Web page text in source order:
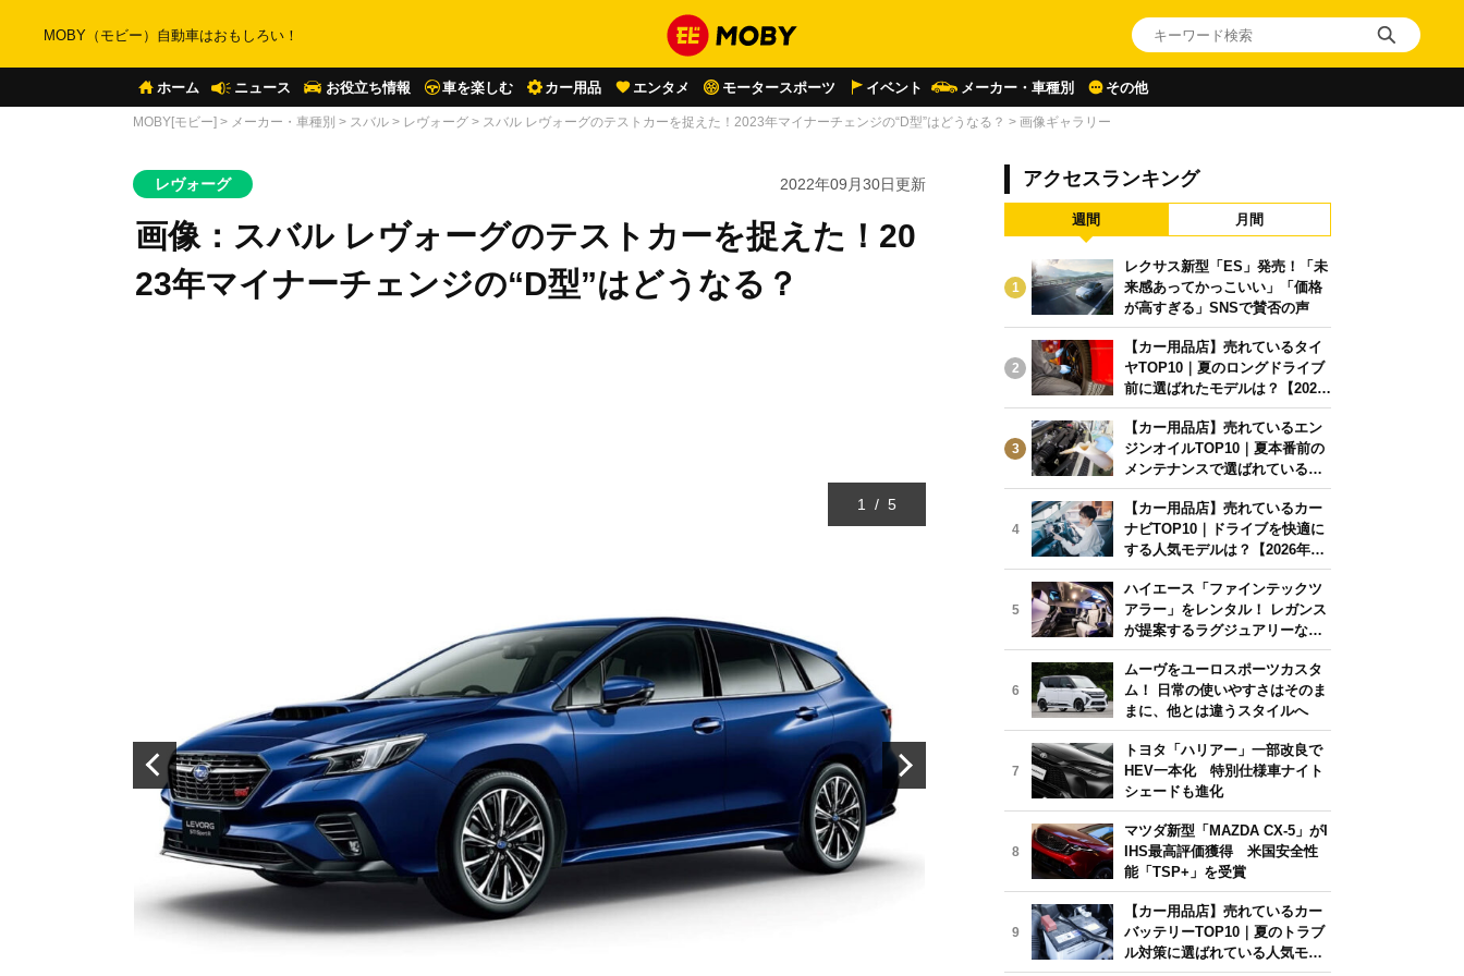
MOBY（モビー）自動車はおもしろい！
ホーム ニュース お役立ち情報 車を楽しむ カー用品 エンタメ モータースポーツ イベント メーカー・車種別 その他
MOBY[モビー] > メーカー・車種別 > スバル > レヴォーグ > スバル レヴォーグのテストカーを捉えた！2023年マイナーチェンジの“D型”はどうなる？ > 画像ギャラリー
レヴォーグ 2022年09月30日更新
画像：スバル レヴォーグのテストカーを捉えた！20
23年マイナーチェンジの“D型”はどうなる？
1 / 5
アクセスランキング
週間 月間
1
レクサス新型「ES」発売！「未
来感あってかっこいい」「価格
が高すぎる」SNSで賛否の声
2
【カー用品店】売れているタイ
ヤTOP10｜夏のロングドライブ
前に選ばれたモデルは？【2026
年6月版】
3
【カー用品店】売れているエン
ジンオイルTOP10｜夏本番前の
メンテナンスで選ばれている人
気モデルは？【2026年6月版】
4
【カー用品店】売れているカー
ナビTOP10｜ドライブを快適に
する人気モデルは？【2026年6
月版】
5
ハイエース「ファインテックツ
アラー」をレンタル！ レガンス
が提案するラグジュアリーな移
動体験
6
ムーヴをユーロスポーツカスタ
ム！ 日常の使いやすさはそのま
まに、他とは違うスタイルへ
7
トヨタ「ハリアー」一部改良で
HEV一本化 特別仕様車ナイト
シェードも進化
8
マツダ新型「MAZDA CX-5」がI
IHS最高評価獲得 米国安全性
能「TSP+」を受賞
9
【カー用品店】売れているカー
バッテリーTOP10｜夏のトラブ
ル対策に選ばれている人気モデ